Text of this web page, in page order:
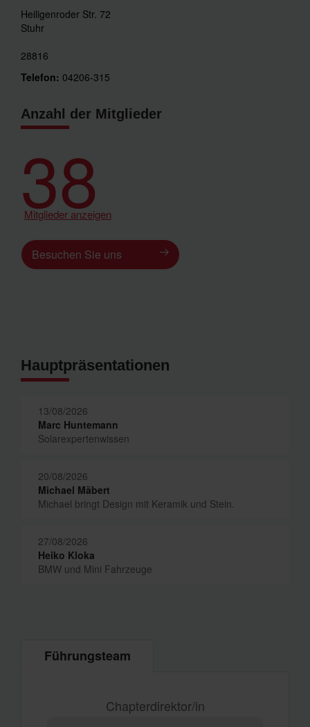
Heiligenroder Str. 72
Stuhr
28816
Telefon: 04206-315
Anzahl der Mitglieder
38
Mitglieder anzeigen
Besuchen Sie uns
Hauptpräsentationen
13/08/2026
Marc Huntemann
Solarexpertenwissen
20/08/2026
Michael Mäbert
Michael bringt Design mit Keramik und Stein.
27/08/2026
Heiko Kloka
BMW und Mini Fahrzeuge
Führungsteam
Chapterdirektor/in